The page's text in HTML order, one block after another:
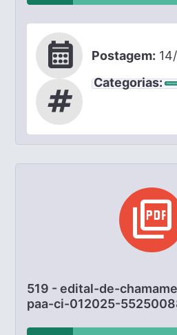
calendar_month Postagem:
tag
Categorias:
picture_as_pdf
519 - edital-de-
paa-ci-012025-